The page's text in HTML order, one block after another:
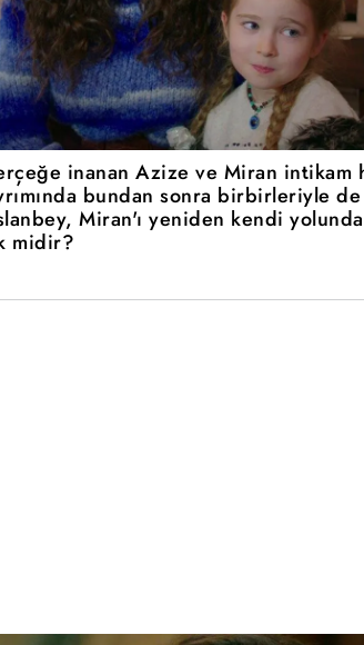
inanan Azize ve Miran intikam
bundan sonra birbirleriyle de
Miran'ı yeniden kendi
midir?